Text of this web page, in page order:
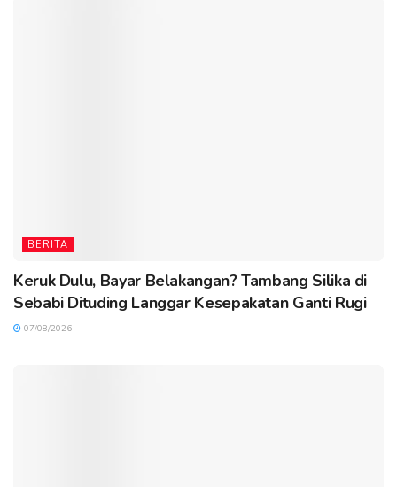
BERITA
Keruk Dulu, Bayar Belakangan? Tambang Silika di
Sebabi Dituding Langgar Kesepakatan Ganti Rugi
07/08/2026